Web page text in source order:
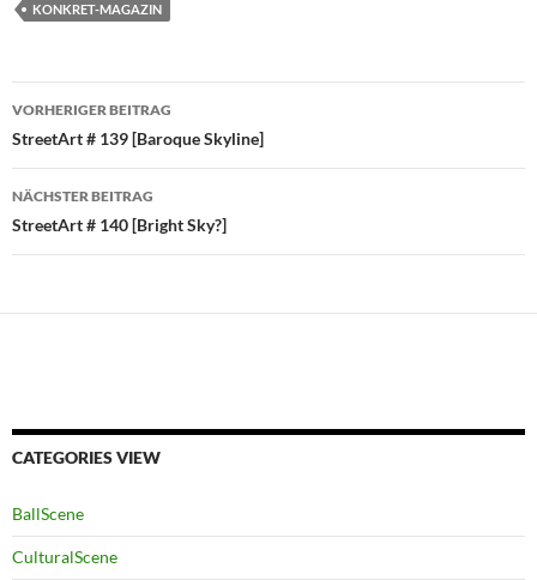
KONKRET-MAGAZIN
Beitragsnavigation
VORHERIGER BEITRAG
StreetArt # 139 [Baroque Skyline]
NÄCHSTER BEITRAG
StreetArt # 140 [Bright Sky?]
CATEGORIES VIEW
BallScene
CulturalScene